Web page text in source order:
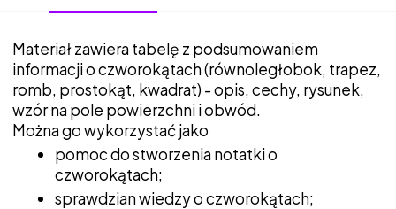
Materiał zawiera tabelę z podsumowaniem
informacji o czworokątach (równoległobok, trapez,
romb, prostokąt, kwadrat) - opis, cechy, rysunek,
wzór na pole powierzchni i obwód.
Można go wykorzystać jako
pomoc do stworzenia notatki o
czworokątach;
sprawdzian wiedzy o czworokątach;